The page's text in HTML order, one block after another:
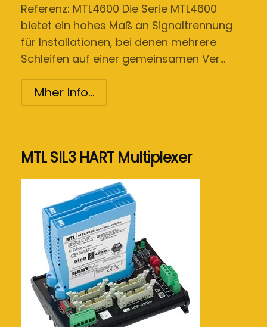
Referenz: MTL4600 Die Serie MTL4600
bietet ein hohes Maß an Signaltrennung
für Installationen, bei denen mehrere
Schleifen auf einer gemeinsamen Ver…
Mher Info...
MTL SIL3 HART Multiplexer